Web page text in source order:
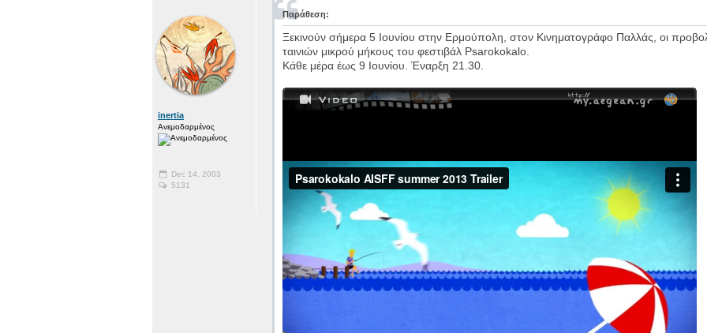
inertia
Ανεμοδαρμένος
Dec 14, 2003
5131
Παράθεση:
Ξεκινούν σήμερα 5 Ιουνίου στην Ερμούπολη, στον Κινηματογράφο Παλλάς, οι
ταινιών μικρού μήκους του φεστιβάλ Psarokokalo.
Κάθε μέρα έως 9 Ιουνίου. Έναρξη 21.30.